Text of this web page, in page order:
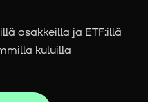
osakkeilla ja ETF:illä
kuluilla